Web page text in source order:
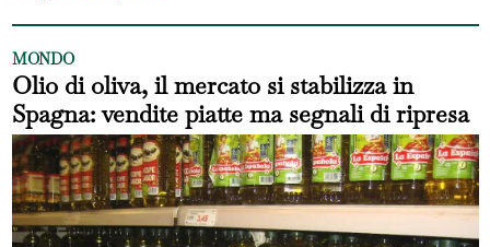
MONDO
Olio di oliva, il mercato si stabilizza in
Spagna: vendite piatte ma segnali di ripresa